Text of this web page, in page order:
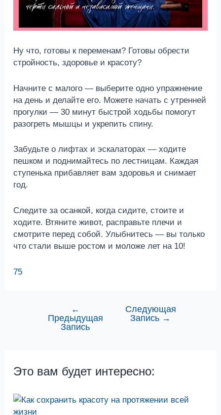
Ну что, готовы к переменам? Готовы обрести
стройность, здоровье и красоту?
Начните с малого — выберите одно упражнение
на день и делайте его. Можете начать с утренней
прогулки — 30 минут быстрой ходьбы помогут
разогреть мышцы и укрепить спину.
Забудьте о лифтах и эскалаторах — ходите
пешком и поднимайтесь по лестницам. Каждая
ступенька прибавляет вам здоровья и снимает
год.
Следите за осанкой, когда сидите, стоите и
ходите. Втяните живот, расправьте плечи и
смотрите перед собой. Улыбнитесь — вы только
что стали выше ростом и моложе лет на 10!
75
Навигация
записям
←
Предыдущая
Запись
Следующая
Запись →
Это вам будет интересно: